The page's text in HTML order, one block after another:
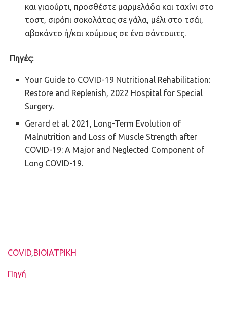
και γιαούρτι, προσθέστε μαρμελάδα και ταχίνι στο
τοστ, σιρόπι σοκολάτας σε γάλα, μέλι στο τσάι,
αβοκάντο ή/και χούμους σε ένα σάντουιτς.
Πηγές:
Your Guide to COVID-19 Nutritional Rehabilitation:
Restore and Replenish, 2022 Hospital for Special
Surgery.
Gerard et al. 2021, Long-Term Evolution of
Malnutrition and Loss of Muscle Strength after
COVID-19: A Major and Neglected Component of
Long COVID-19.
Ετικέτες
COVID,ΒΙΟΙΑΤΡΙΚΗ
Πηγή